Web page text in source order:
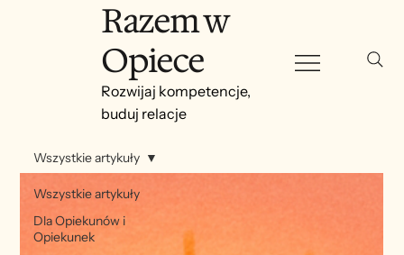
Razem w
Opiece
Rozwijaj kompetencje,
buduj relacje
Wszystkie artykuły
Dla Opiekunów i
Opiekunek
Wszystkie artykuły